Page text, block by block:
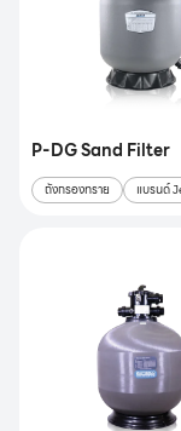
P-DG Sand Filter
ถังกรองทราย แบรนด์